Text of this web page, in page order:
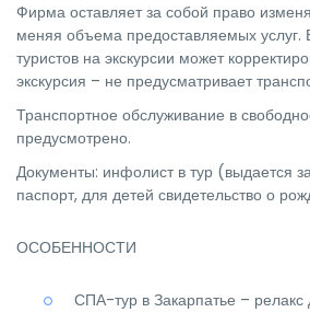
Фирма оставляет за собой право
меняя объема предоставляемых
туристов на экскурсии может
экскурсия – не предусматривает
Транспортное обслуживание в
предусмотрено.
Документы: инфолист в тур (выдается
паспорт, для детей свидетельство о
ОСОБЕННОСТИ
СПА-тур в Закарпатье –